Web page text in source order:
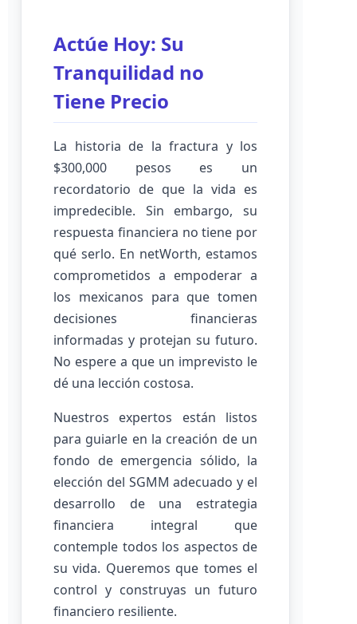
Actúe Hoy: Su
Tranquilidad no
Tiene Precio
La historia de la fractura y los
$300,000 pesos es un
recordatorio de que la vida es
impredecible. Sin embargo, su
respuesta financiera no tiene por
qué serlo. En netWorth, estamos
comprometidos a empoderar a
los mexicanos para que tomen
decisiones financieras
informadas y protejan su futuro.
No espere a que un imprevisto le
dé una lección costosa.
Nuestros expertos están listos
para guiarle en la creación de un
fondo de emergencia sólido, la
elección del SGMM adecuado y el
desarrollo de una estrategia
financiera integral que
contemple todos los aspectos de
su vida. Queremos que tomes el
control y construyas un futuro
financiero resiliente.